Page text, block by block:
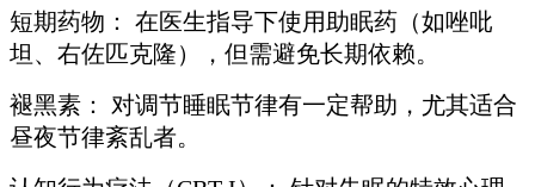
短期药物： 在医生指导下使用助眠药（如唑吡
坦、右佐匹克隆），但需避免长期依赖。
褪黑素： 对调节睡眠节律有一定帮助，尤其适合
昼夜节律紊乱者。